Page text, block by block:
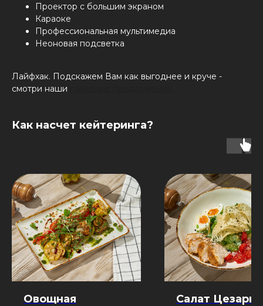
Проектор с большим экраном
Караоке
Профессиональная мультимедиа
Неоновая подсветка
Лайфхак. Подскажем Вам как выгоднее и круче -
смотри наши
Как насчет кейтеринга?
Овощная Салат Цезарь